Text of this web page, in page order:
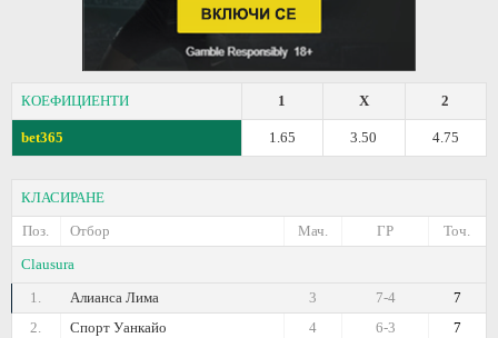
КОЕФИЦИЕНТИ 2
X
1
bet365 4.75
3.50
1.65
КЛАСИРАНЕ
Поз.
Отбор Точ.
ГР
Мач.
Clausura
1.
Алианса Лима 7
7-4
3
2.
Спорт Уанкайо 7
6-3
4